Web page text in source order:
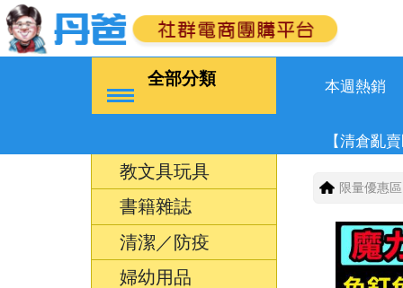
全部分類 本週熱銷
【清倉亂
教文具玩具
書籍雜誌
清潔／防疫
婦幼用品
限量優惠區